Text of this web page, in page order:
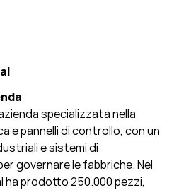
specializzata nella
e pannelli di controllo, con un
e sistemi di
governare le fabbriche. Nel
ha prodotto 250.000 pezzi,